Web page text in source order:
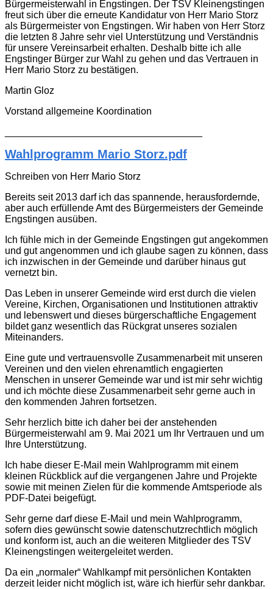
Bürgermeisterwahl in Engstingen. Der TSV Kleinengstingen
freut sich über die erneute Kandidatur von Herr Mario Storz
als Bürgermeister von Engstingen. Wir haben von Herr Storz
die letzten 8 Jahre sehr viel Unterstützung und Verständnis
für unsere Vereinsarbeit erhalten. Deshalb bitte ich alle
Engstinger Bürger zur Wahl zu gehen und das Vertrauen in
Herr Mario Storz zu bestätigen.
Martin Gloz
Vorstand allgemeine Koordination
Wahlprogramm Mario Storz.pdf
Schreiben von Herr Mario Storz
Bereits seit 2013 darf ich das spannende, herausfordernde,
aber auch erfüllende Amt des Bürgermeisters der Gemeinde
Engstingen ausüben.
Ich fühle mich in der Gemeinde Engstingen gut angekommen
und gut angenommen und ich glaube sagen zu können, dass
ich inzwischen in der Gemeinde und darüber hinaus gut
vernetzt bin.
Das Leben in unserer Gemeinde wird erst durch die vielen
Vereine, Kirchen, Organisationen und Institutionen attraktiv
und lebenswert und dieses bürgerschaftliche Engagement
bildet ganz wesentlich das Rückgrat unseres sozialen
Miteinanders.
Eine gute und vertrauensvolle Zusammenarbeit mit unseren
Vereinen und den vielen ehrenamtlich engagierten
Menschen in unserer Gemeinde war und ist mir sehr wichtig
und ich möchte diese Zusammenarbeit sehr gerne auch in
den kommenden Jahren fortsetzen.
Sehr herzlich bitte ich daher bei der anstehenden
Bürgermeisterwahl am 9. Mai 2021 um Ihr Vertrauen und um
Ihre Unterstützung.
Ich habe dieser E-Mail mein Wahlprogramm mit einem
kleinen Rückblick auf die vergangenen Jahre und Projekte
sowie mit meinen Zielen für die kommende Amtsperiode als
PDF-Datei beigefügt.
Sehr gerne darf diese E-Mail und mein Wahlprogramm,
sofern dies gewünscht sowie datenschutzrechtlich möglich
und konform ist, auch an die weiteren Mitglieder des TSV
Kleinengstingen weitergeleitet werden.
Da ein „normaler“ Wahlkampf mit persönlichen Kontakten
derzeit leider nicht möglich ist, wäre ich hierfür sehr dankbar.